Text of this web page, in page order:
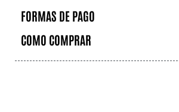
FORMAS DE PAGO
COMO COMPRAR